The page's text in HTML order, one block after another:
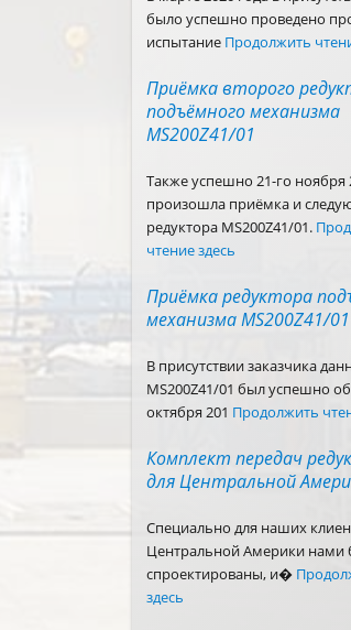
было успешно проведено
испытание Продолжить
Приёмка второго
подъёмного механизма
MS200Z41/01
Также успешно 21-го ноября
произошла приёмка и
редуктора MS200Z41/01.
чтение здесь
Приёмка редуктора
механизма MS200Z41/01
В присутствии заказчика
MS200Z41/01 был успешно
октября 201 Продолжить
Комплект передач
для Центральной
Специально для наших
Центральной Америки нами
спроектированы, и�
здесь